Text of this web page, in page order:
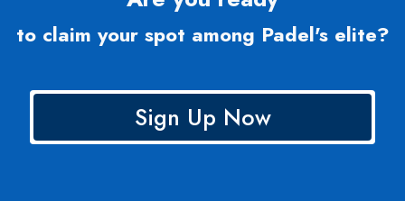
to claim your spot among Padel's elite?
Sign Up Now